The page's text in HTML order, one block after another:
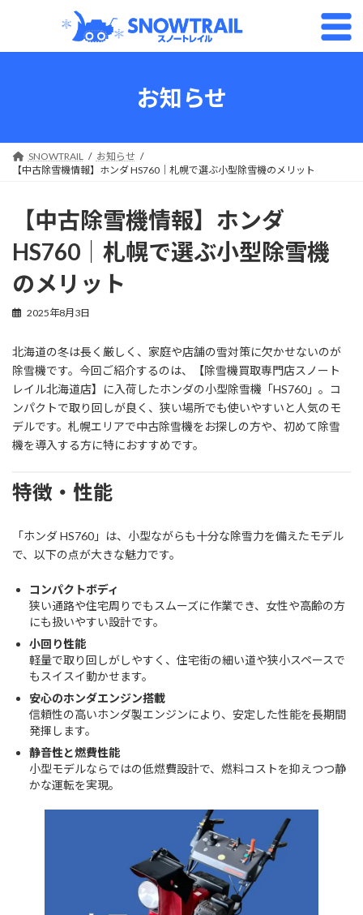
ン
ー
お知らせ
SNOWTRAIL
お知らせ
【中古除雪機情報】ホンダ HS760｜札幌で選ぶ小型除雪機のメリット
【中古除雪機情報】ホンダ
HS760｜札幌で選ぶ小型除雪機
のメリット
2025年8月3日
北海道の冬は長く厳しく、家庭や店舗の雪対策に欠かせないのが
除雪機です。今回ご紹介するのは、【除雪機買取専門店スノート
レイル北海道店】に入荷したホンダの小型除雪機「HS760」。コ
ンパクトで取り回しが良く、狭い場所でも使いやすいと人気のモ
デルです。札幌エリアで中古除雪機をお探しの方や、初めて除雪
機を導入する方に特におすすめです。
特徴・性能
「ホンダ HS760」は、小型ながらも十分な除雪力を備えたモデル
で、以下の点が大きな魅力です。
コンパクトボディ
狭い通路や住宅周りでもスムーズに作業でき、女性や高齢の方
にも扱いやすい設計です。
小回り性能
軽量で取り回しがしやすく、住宅街の細い道や狭小スペースで
もスイスイ動かせます。
安心のホンダエンジン搭載
信頼性の高いホンダ製エンジンにより、安定した性能を長期間
発揮します。
静音性と燃費性能
小型モデルならではの低燃費設計で、燃料コストを抑えつつ静
かな運転を実現。